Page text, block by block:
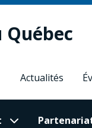
Québec
Actualités